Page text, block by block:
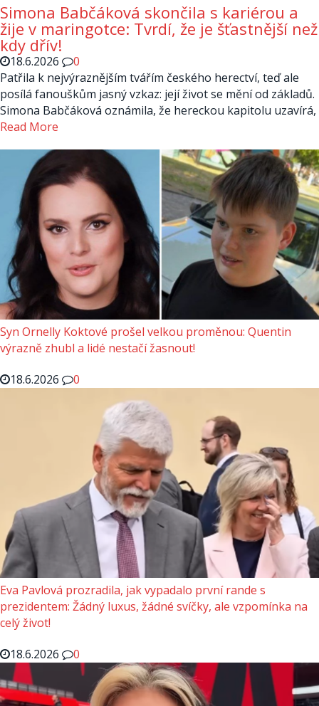
Simona Babčáková skončila s kariérou a
žije v maringotce: Tvrdí, že je šťastnější než
kdy dřív!
18.6.2026
0
Patřila k nejvýraznějším tvářím českého herectví, teď ale
posílá fanouškům jasný vzkaz: její život se mění od základů.
Simona Babčáková oznámila, že hereckou kapitolu uzavírá,
Read More
Syn Ornelly Koktové prošel velkou proměnou: Quentin
výrazně zhubl a lidé nestačí žasnout!
18.6.2026
0
Eva Pavlová prozradila, jak vypadalo první rande s
prezidentem: Žádný luxus, žádné svíčky, ale vzpomínka na
celý život!
18.6.2026
0